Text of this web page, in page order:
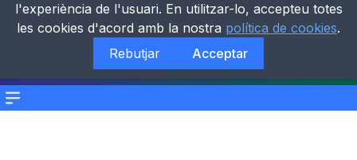
Menu
l'experiència de l'usuari. En utilitzar-lo, accepteu totes
les cookies d'acord amb la nostra política de cookies.
Rebutjar
Acceptar